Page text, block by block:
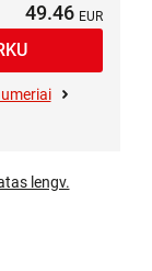
49.46
lengv.